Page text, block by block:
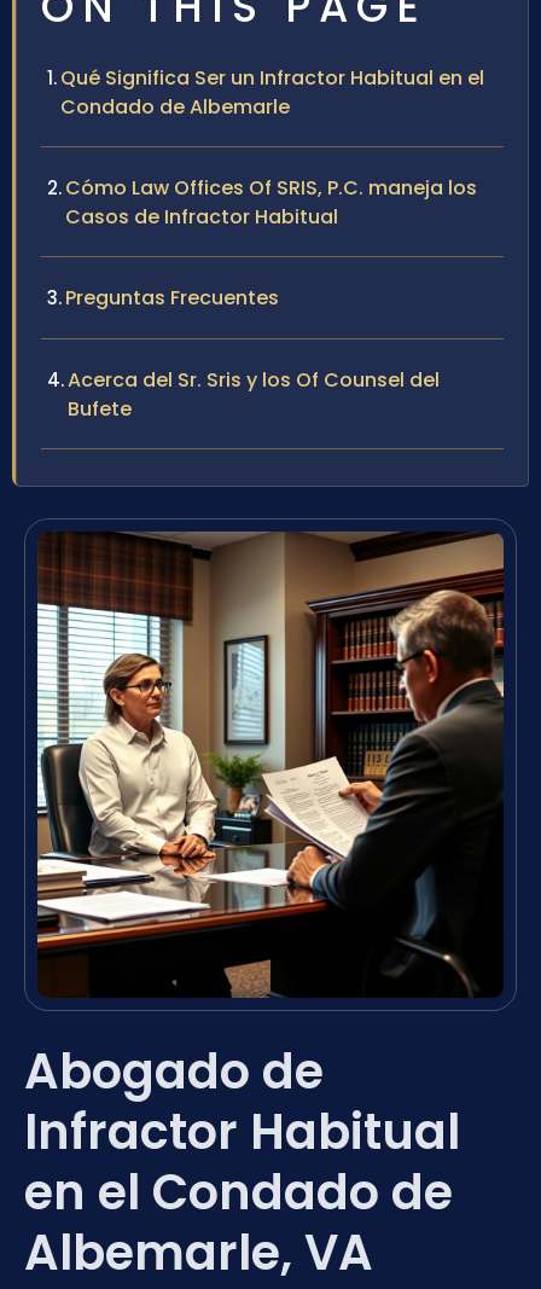
Qué Significa Ser un Infractor Habitual en el
Condado de Albemarle
Cómo Law Offices Of SRIS, P.C. maneja los
Casos de Infractor Habitual
Preguntas Frecuentes
Acerca del Sr. Sris y los Of Counsel del
Bufete
Abogado de
Infractor Habitual
en el Condado de
Albemarle, VA